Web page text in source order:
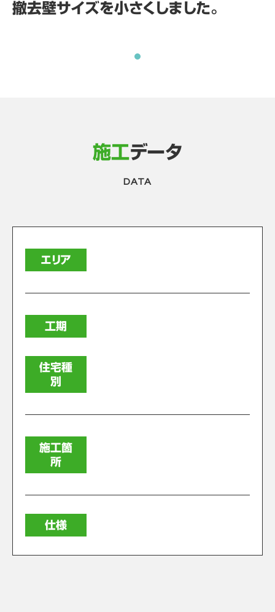
撤去壁サイズを小さくしました。
施工データ
DATA
エリア
工期
住宅種
別
施工箇
所
仕様